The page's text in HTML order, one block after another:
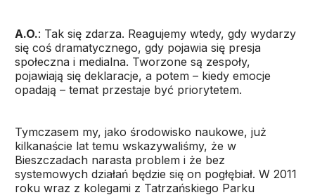
A.O.: Tak się zdarza. Reagujemy wtedy, gdy wydarzy
się coś dramatycznego, gdy pojawia się presja
społeczna i medialna. Tworzone są zespoły,
pojawiają się deklaracje, a potem – kiedy emocje
opadają – temat przestaje być priorytetem.
Tymczasem my, jako środowisko naukowe, już
kilkanaście lat temu wskazywaliśmy, że w
Bieszczadach narasta problem i że bez
systemowych działań będzie się on pogłębiał. W 2011
roku wraz z kolegami z Tatrzańskiego Parku